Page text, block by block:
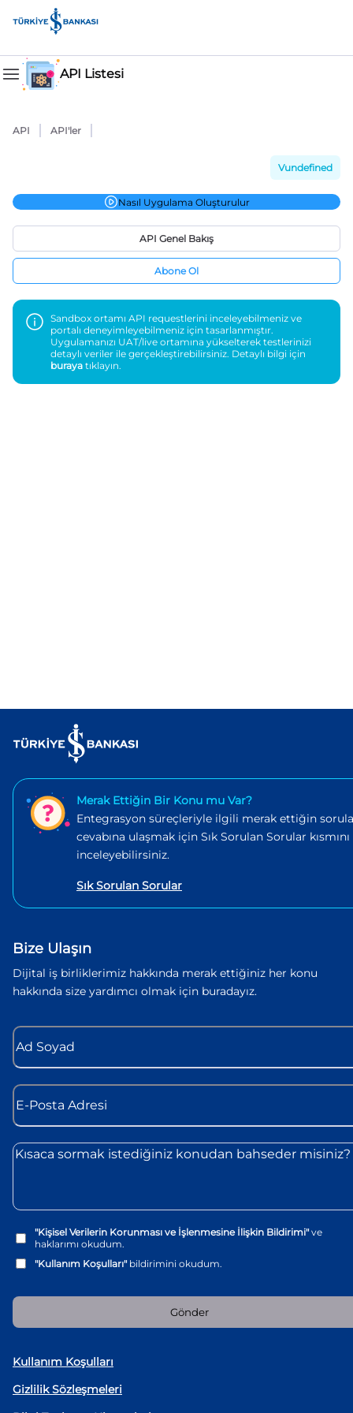
API Listesi
API API'ler
Vundefined
API Genel Bakış
Abone Ol
Nasıl Uygulama Oluşturulur
Sandbox ortamı API requestlerini inceleyebilmeniz ve
portalı deneyimleyebilmeniz için tasarlanmıştır.
Uygulamanızı UAT/live ortamına yükselterek testlerinizi
detaylı veriler ile gerçekleştirebilirsiniz. Detaylı bilgi için
buraya tıklayın.
Merak Ettiğin Bir Konu mu Var?
Entegrasyon süreçleriyle ilgili merak ettiğin
cevabına ulaşmak için Sık Sorulan Sorular kısmını
inceleyebilirsiniz.
Sık Sorulan Sorular
Kullanım Koşulları
Gizlilik Sözleşmeleri
Bize Ulaşın
Dijital iş birliklerimiz hakkında merak ettiğiniz her konu
hakkında size yardımcı olmak için buradayız.
"Kişisel Verilerin Korunması ve İşlenmesine İlişkin Bildirimi"ve
haklarımı okudum.
"Kullanım Koşulları"bildirimini okudum.
Gönder